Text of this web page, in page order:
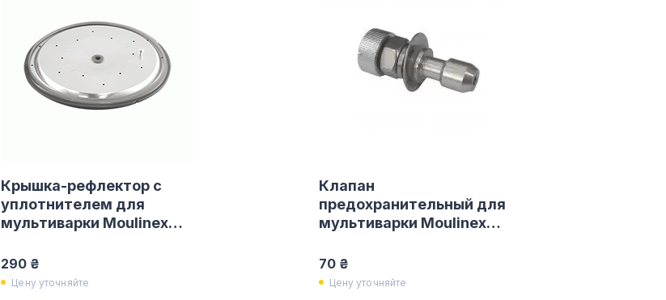
Крышка-рефлектор с
уплотнителем для
мультиварки Moulinex
290 ₴
Цену уточняйте
Клапан
предохранительный для
мультиварки Moulinex
70 ₴
Цену уточняйте